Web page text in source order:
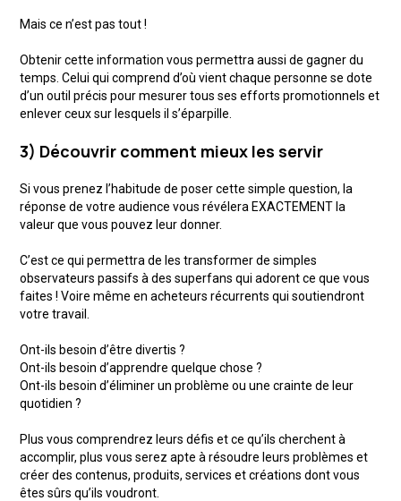
Mais ce n’est pas tout !
Obtenir cette information vous permettra aussi de gagner du
temps. Celui qui comprend d’où vient chaque personne se dote
d’un outil précis pour mesurer tous ses efforts promotionnels et
enlever ceux sur lesquels il s’éparpille.
3) Découvrir comment mieux les servir
Si vous prenez l’habitude de poser cette simple question, la
réponse de votre audience vous révélera EXACTEMENT la
valeur que vous pouvez leur donner.
C’est ce qui permettra de les transformer de simples
observateurs passifs à des superfans qui adorent ce que vous
faites ! Voire même en acheteurs récurrents qui soutiendront
votre travail.
Ont-ils besoin d’être divertis ?
Ont-ils besoin d’apprendre quelque chose ?
Ont-ils besoin d’éliminer un problème ou une crainte de leur
quotidien ?
Plus vous comprendrez leurs défis et ce qu’ils cherchent à
accomplir, plus vous serez apte à résoudre leurs problèmes et
créer des contenus, produits, services et créations dont vous
êtes sûrs qu’ils voudront.